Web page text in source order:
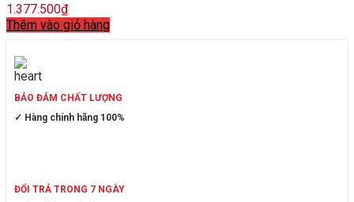
1.377.500₫
Thêm vào giỏ hàng
BẢO ĐẢM CHẤT LƯỢNG
✓ Hàng chính hãng 100%
ĐỔI TRẢ TRONG 7 NGÀY